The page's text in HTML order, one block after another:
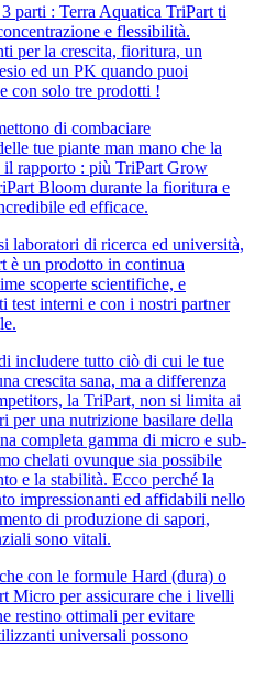
parti : Terra Aquatica TriPart ti
e flessibilità.
per la crescita, fioritura, un
ed un PK quando puoi
con solo tre prodotti !
di combaciare
tue piante man mano che la
il rapporto : più TriPart Grow
Bloom durante la fioritura e
ed efficace.
laboratori di ricerca ed università,
è un prodotto in continua
scoperte scientifiche, e
test interni e con i nostri partner
includere tutto ciò di cui le tue
crescita sana, ma a differenza
la TriPart, non si limita ai
per una nutrizione basilare della
completa gamma di micro e sub-
chelati ovunque sia possibile
e la stabilità. Ecco perché la
impressionanti ed affidabili nello
di produzione di sapori,
sono vitali.
con le formule Hard (dura) o
Micro per assicurare che i livelli
restino ottimali per evitare
universali possono